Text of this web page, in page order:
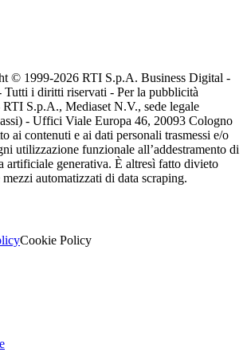
© 1999-2026 RTI S.p.A. Business Digital -
Tutti i diritti riservati - Per la pubblicità
S.p.A., Mediaset N.V., sede legale
- Uffici Viale Europa 46, 20093 Cologno
ai contenuti e ai dati personali trasmessi e/o
utilizzazione funzionale all’addestramento di
artificiale generativa. È altresì fatto divieto
automatizzati di data scraping.
Cookie Policy